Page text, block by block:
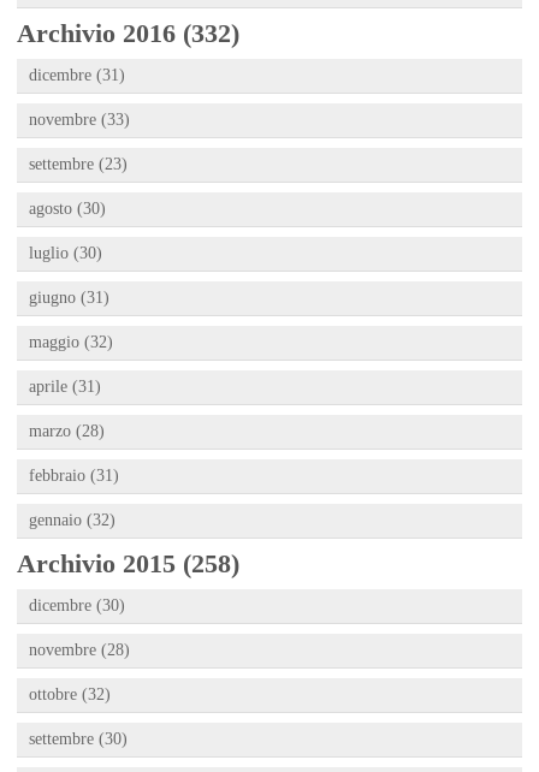
Archivio 2016 (332)
dicembre (31)
novembre (33)
settembre (23)
agosto (30)
luglio (30)
giugno (31)
maggio (32)
aprile (31)
marzo (28)
febbraio (31)
gennaio (32)
Archivio 2015 (258)
dicembre (30)
novembre (28)
ottobre (32)
settembre (30)